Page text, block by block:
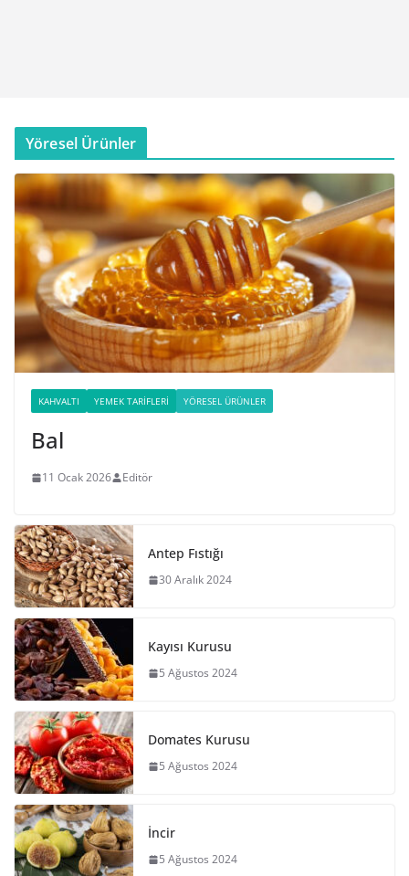
Yöresel Ürünler
KAHVALTI YEMEK TARIFLERI YÖRESEL ÜRÜNLER
Bal
11 Ocak 2026 Editör
Antep Fıstığı
30 Aralık 2024
Kayısı Kurusu
5 Ağustos 2024
Domates Kurusu
5 Ağustos 2024
İncir
5 Ağustos 2024